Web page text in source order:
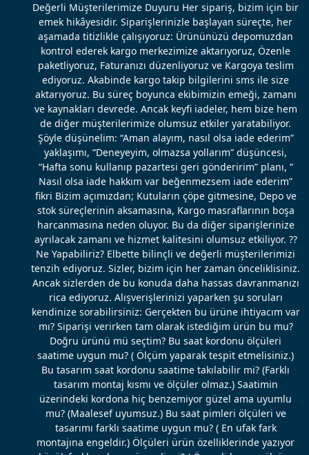
Değerli Müşterilerimize Duyuru Her sipariş, bizim için bir
emek hikâyesidir. Siparişlerinizle başlayan süreçte, her
aşamada titizlikle çalışıyoruz: Ürününüzü depomuzdan
kontrol ederek kargo merkezimize aktarıyoruz, Özenle
paketliyoruz, Faturanızı düzenliyoruz ve Kargoya teslim
ediyoruz. Akabinde kargo takip bilgilerini sms ile size
aktarıyoruz. Bu süreç boyunca ekibimizin emeği, zamanı
ve kaynakları devrede. Ancak keyfi iadeler, hem bize hem
de diğer müşterilerimize olumsuz etkiler yaratabiliyor.
Şöyle düşünelim: “Aman alayım, nasıl olsa iade ederim”
yaklaşımı, “Deneyeyim, olmazsa yollarım” düşüncesi,
“Hafta sonu kullanıp pazartesi geri gönderirim” planı, “
Nasıl olsa iade hakkım var beğenmezsem iade ederim”
fikri Bizim açımızdan; Kutuların çöpe gitmesine, Depo ve
stok süreçlerinin aksamasına, Kargo masraflarının boşa
harcanmasına neden oluyor. Bu da diğer siparişlerinize
ayrılacak zamanı ve hizmet kalitesini olumsuz etkiliyor. ??
Ne Yapabiliriz? Elbette bilinçli ve değerli müşterilerimizi
tenzih ediyoruz. Sizler, bizim için her zaman önceliklisiniz.
Ancak sizlerden de bu konuda daha hassas davranmanızı
rica ediyoruz. Alışverişlerinizi yaparken şu soruları
kendinize sorabilirsiniz: Gerçekten bu ürüne ihtiyacım var
mı? Siparişi verirken tam olarak istediğim ürün bu mu?
Doğru ürünü mü seçtim? Bu saat kordonu ölçüleri
saatime uygun mu? ( Ölçüm yaparak tespit etmelisiniz.)
Bu tasarım saat kordonu saatime takılabilir mi? (Farklı
tasarım montaj kısmı ve ölçüler olmaz.) Saatimin
üzerindeki kordona hiç benzemiyor güzel ama uyumlu
mu? (Maalesef uyumsuz.) Bu saat pimleri ölçüleri ve
tasarımı farklı saatime uygun mu? ( En ufak fark
montajına engeldir.) Ölçüleri ürün özelliklerinde yazıyor